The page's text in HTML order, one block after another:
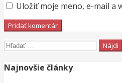
Uložiť moje meno, e-mail a
Hľadať:
Najnovšie články